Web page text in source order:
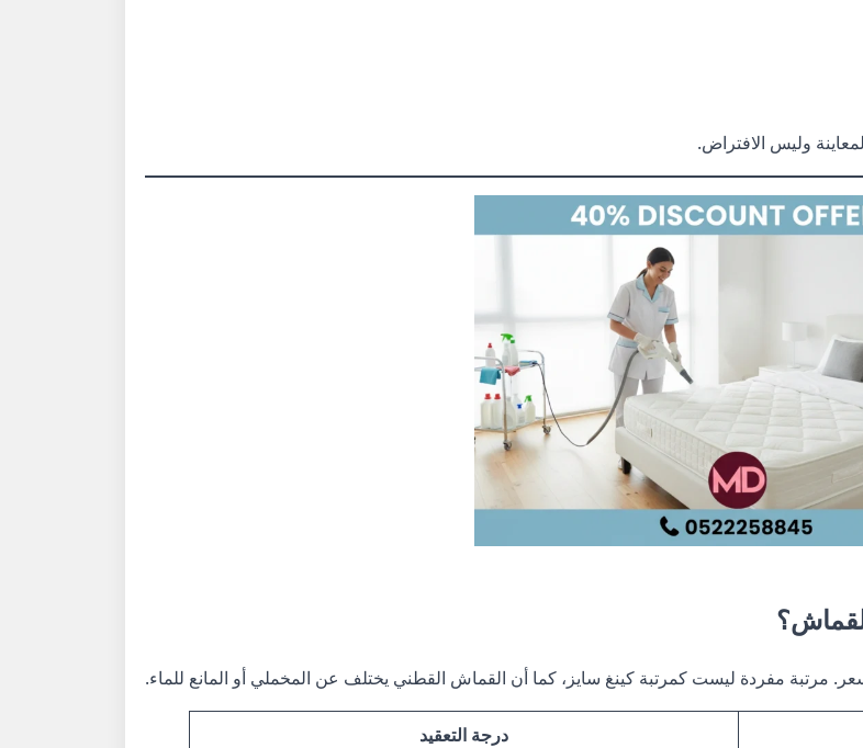
وليس الافتراض.
مرتبة مفردة ليست كمرتبة كينغ سايز، كما أن القماش القطني يختلف عن المخملي أو المانع للماء.
درجة التعقيد